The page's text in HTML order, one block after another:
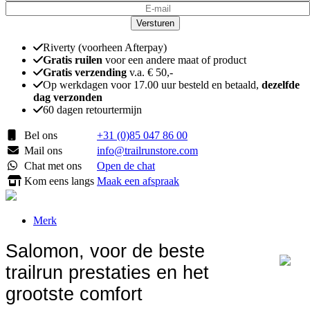
Versturen
Riverty (voorheen Afterpay)
Gratis ruilen voor een andere maat of product
Gratis verzending v.a. € 50,-
Op werkdagen voor 17.00 uur besteld en betaald, dezelfde
dag verzonden
60 dagen retourtermijn
Bel ons
+31 (0)85 047 86 00
Mail ons
info@trailrunstore.com
Chat met ons
Open de chat
Kom eens langs Maak een afspraak
Merk
Salomon, voor de beste
trailrun prestaties en het
grootste comfort